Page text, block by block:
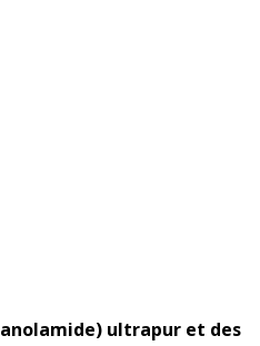
ultrapur et des